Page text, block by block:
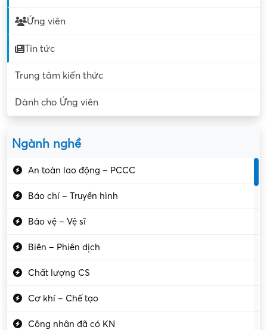
Ứng viên
Tin tức
Trung tâm kiến thức
Dành cho Ứng viên
Ngành nghề
An toàn lao động – PCCC
Báo chí – Truyền hình
Bảo vệ – Vệ sĩ
Biên – Phiên dịch
Chất lượng CS
Cơ khí – Chế tạo
Công nhân đã có KN